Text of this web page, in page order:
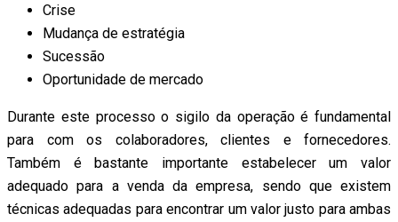
Crise
Mudança de estratégia
Sucessão
Oportunidade de mercado
Durante este processo o sigilo da operação é fundamental
para com os colaboradores, clientes e fornecedores.
Também é bastante importante estabelecer um valor
adequado para a venda da empresa, sendo que existem
técnicas adequadas para encontrar um valor justo para ambas